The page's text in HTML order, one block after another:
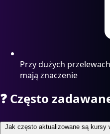
Przy dużych
mają znaczenie
❓ Często
Jak często aktualizowane są kursy